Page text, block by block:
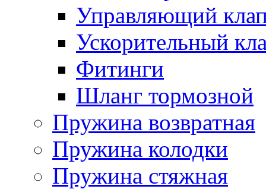
Управляющий
Ускорительный
Фитинги
Шланг тормозной
Пружина возвратная
Пружина колодки
Пружина стяжная